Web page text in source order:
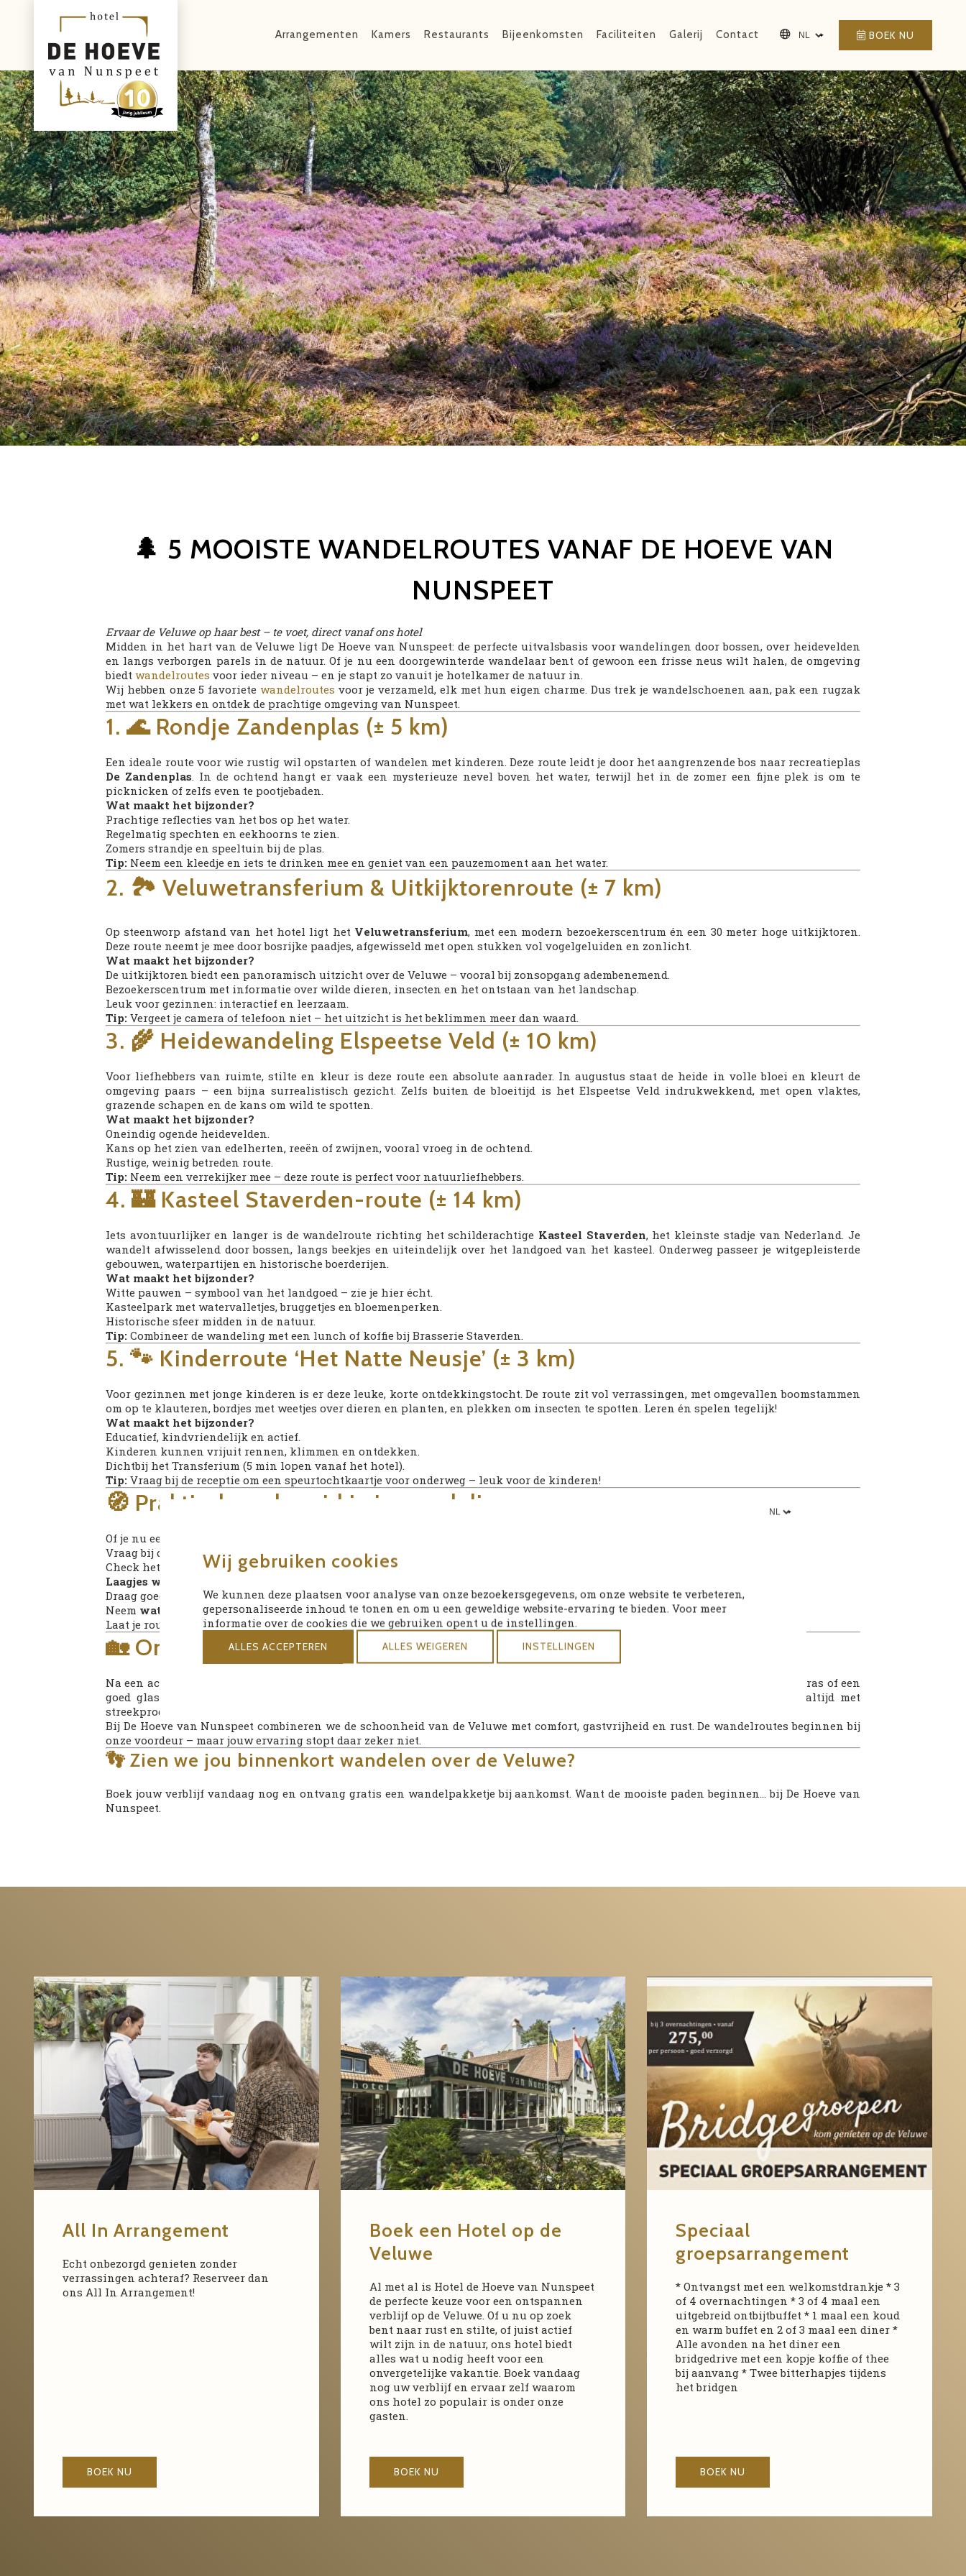
BOEK NU
Arrangementen Kamers Restaurants Bijeenkomsten Faciliteiten Galerij Contact
🌲 5 MOOISTE WANDELROUTES VANAF DE HOEVE VAN
NUNSPEET
Ervaar de Veluwe op haar best – te voet, direct vanaf ons hotel
Midden in het hart van de Veluwe ligt De Hoeve van Nunspeet: de perfecte uitvalsbasis voor wandelingen door bossen, over heidevelden
en langs verborgen parels in de natuur. Of je nu een doorgewinterde wandelaar bent of gewoon een frisse neus wilt halen, de omgeving
biedt wandelroutes voor ieder niveau – en je stapt zo vanuit je hotelkamer de natuur in.
Wij hebben onze 5 favoriete wandelroutes voor je verzameld, elk met hun eigen charme. Dus trek je wandelschoenen aan, pak een rugzak
met wat lekkers en ontdek de prachtige omgeving van Nunspeet.
1. 🌊 Rondje Zandenplas (± 5 km)
Een ideale route voor wie rustig wil opstarten of wandelen met kinderen. Deze route leidt je door het aangrenzende bos naar recreatieplas
De Zandenplas. In de ochtend hangt er vaak een mysterieuze nevel boven het water, terwijl het in de zomer een fijne plek is om te
picknicken of zelfs even te pootjebaden.
Wat maakt het bijzonder?
Prachtige reflecties van het bos op het water.
Regelmatig spechten en eekhoorns te zien.
Zomers strandje en speeltuin bij de plas.
Tip: Neem een kleedje en iets te drinken mee en geniet van een pauzemoment aan het water.
2. 🏞️ Veluwetransferium & Uitkijktorenroute (± 7 km)
Op steenworp afstand van het hotel ligt het Veluwetransferium, met een modern bezoekerscentrum én een 30 meter hoge uitkijktoren.
Deze route neemt je mee door bosrijke paadjes, afgewisseld met open stukken vol vogelgeluiden en zonlicht.
Wat maakt het bijzonder?
De uitkijktoren biedt een panoramisch uitzicht over de Veluwe – vooral bij zonsopgang adembenemend.
Bezoekerscentrum met informatie over wilde dieren, insecten en het ontstaan van het landschap.
Leuk voor gezinnen: interactief en leerzaam.
Tip: Vergeet je camera of telefoon niet – het uitzicht is het beklimmen meer dan waard.
3. 🌾 Heidewandeling Elspeetse Veld (± 10 km)
Voor liefhebbers van ruimte, stilte en kleur is deze route een absolute aanrader. In augustus staat de heide in volle bloei en kleurt de
omgeving paars – een bijna surrealistisch gezicht. Zelfs buiten de bloeitijd is het Elspeetse Veld indrukwekkend, met open vlaktes,
grazende schapen en de kans om wild te spotten.
Wat maakt het bijzonder?
Oneindig ogende heidevelden.
Kans op het zien van edelherten, reeën of zwijnen, vooral vroeg in de ochtend.
Rustige, weinig betreden route.
Tip: Neem een verrekijker mee – deze route is perfect voor natuurliefhebbers.
4. 🏰 Kasteel Staverden-route (± 14 km)
Iets avontuurlijker en langer is de wandelroute richting het schilderachtige Kasteel Staverden, het kleinste stadje van Nederland. Je
wandelt afwisselend door bossen, langs beekjes en uiteindelijk over het landgoed van het kasteel. Onderweg passeer je witgepleisterde
gebouwen, waterpartijen en historische boerderijen.
Wat maakt het bijzonder?
Witte pauwen – symbool van het landgoed – zie je hier écht.
Kasteelpark met watervalletjes, bruggetjes en bloemenperken.
Historische sfeer midden in de natuur.
Tip: Combineer de wandeling met een lunch of koffie bij Brasserie Staverden.
5. 🐾 Kinderroute ‘Het Natte Neusje’ (± 3 km)
Voor gezinnen met jonge kinderen is er deze leuke, korte ontdekkingstocht. De route zit vol verrassingen, met omgevallen boomstammen
om op te klauteren, bordjes met weetjes over dieren en planten, en plekken om insecten te spotten. Leren én spelen tegelijk!
Wat maakt het bijzonder?
Educatief, kindvriendelijk en actief.
Kinderen kunnen vrijuit rennen, klimmen en ontdekken.
Dichtbij het Transferium (5 min lopen vanaf het hotel).
Tip: Vraag bij de receptie om een speurtochtkaartje voor onderweg – leuk voor de kinderen!
🧭 Praktisch: zo bereid je je wandeling voor
Of je nu een half uurtje wandelt of een halve dag op pad gaat, een goede voorbereiding maakt je ervaring nog fijner. Een paar tips:
Vraag bij de receptie naar
gratis wandelkaarten
Check het weerbericht en pas je kleding aan.
Laagjes werken het best
Draag goede wandelschoenen; sommige paden kunnen drassig zijn.
Neem water en een snackmee, of bestel bij ons eenlunchpakket voor onderweg.
Laat je route eventueel weten bij de receptie als je alleen op pad gaat – veiligheid voorop!
🏡 Ontspannen nagenieten bij De Hoeve van Nunspeet
Na een actieve dag in de buitenlucht is het heerlijk thuiskomen bij ons. Geniet van een warme douche, een kop koffie op het terras of een
goed glas wijn in onze lounge. En voor wie nog energie overheeft: schuif aan in
voor een versbereide maaltijd met
streekproducten.
Bij De Hoeve van Nunspeet combineren we de schoonheid van de Veluwe met comfort, gastvrijheid en rust. De wandelroutes beginnen bij
onze voordeur – maar jouw ervaring stopt daar zeker niet.
👣 Zien we jou binnenkort wandelen over de Veluwe?
Boek jouw verblijf vandaag nog en ontvang gratis een wandelpakketje bij aankomst. Want de mooiste paden beginnen… bij De Hoeve van
Nunspeet.
All In Arrangement
Echt onbezorgd genieten zonder
verrassingen achteraf? Reserveer dan
ons All In Arrangement!
BOEK NU
Boek een Hotel op de
Veluwe
Al met al is Hotel de Hoeve van Nunspeet
de perfecte keuze voor een ontspannen
verblijf op de Veluwe. Of u nu op zoek
bent naar rust en stilte, of juist actief
wilt zijn in de natuur, ons hotel biedt
alles wat u nodig heeft voor een
onvergetelijke vakantie. Boek vandaag
nog uw verblijf en ervaar zelf waarom
ons hotel zo populair is onder onze
gasten.
BOEK NU
Speciaal
groepsarrangement
* Ontvangst met een welkomstdrankje * 3
of 4 overnachtingen * 3 of 4 maal een
uitgebreid ontbijtbuffet * 1 maal een koud
en warm buffet en 2 of 3 maal een diner *
Alle avonden na het diner een
bridgedrive met een kopje koffie of thee
bij aanvang * Twee bitterhapjes tijdens
het bridgen
BOEK NU
Wij gebruiken cookies
We kunnen deze plaatsen voor analyse van onze bezoekersgegevens, om onze website te verbeteren,
gepersonaliseerde inhoud te tonen en om u een geweldige website-ervaring te bieden. Voor meer
informatie over de cookies die we gebruiken opent u de instellingen.
ALLES ACCEPTEREN ALLES WEIGEREN INSTELLINGEN